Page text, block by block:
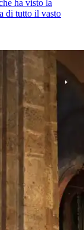
ha visto la
di tutto il vasto